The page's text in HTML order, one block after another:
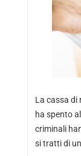
La cassa di
ha spento
criminali
si tratti di